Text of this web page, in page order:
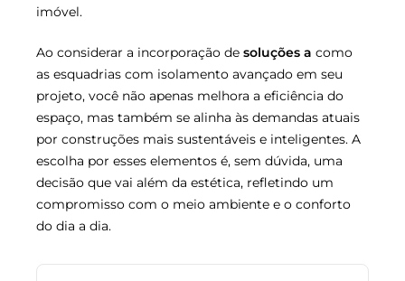
imóvel.
Ao considerar a incorporação de soluções a como
as esquadrias com isolamento avançado em seu
projeto, você não apenas melhora a eficiência do
espaço, mas também se alinha às demandas atuais
por construções mais sustentáveis e inteligentes. A
escolha por esses elementos é, sem dúvida, uma
decisão que vai além da estética, refletindo um
compromisso com o meio ambiente e o conforto
do dia a dia.